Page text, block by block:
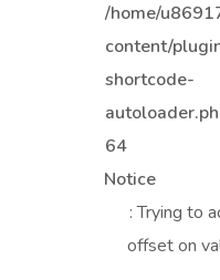
/home/
content/
shortcode-
64
Notice
: Trying to
offset on